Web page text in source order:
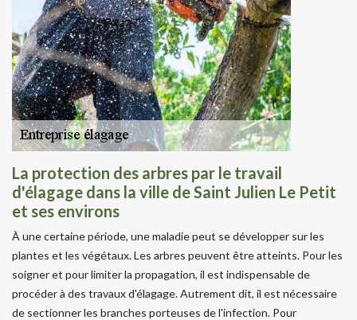
La protection des arbres par le travail
d'élagage dans la ville de Saint Julien Le Petit
et ses environs
À une certaine période, une maladie peut se développer sur les
plantes et les végétaux. Les arbres peuvent être atteints. Pour les
soigner et pour limiter la propagation, il est indispensable de
procéder à des travaux d'élagage. Autrement dit, il est nécessaire
de sectionner les branches porteuses de l'infection. Pour